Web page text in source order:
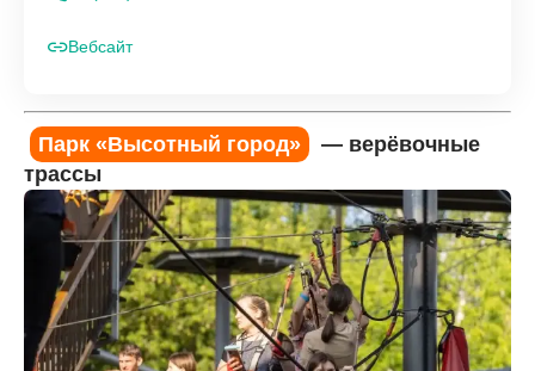
Вебсайт
Парк «Высотный город»
— верёвочные
трассы